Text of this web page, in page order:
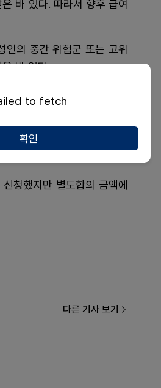
바 있다. 따라서 향후 급여
의 중간 위험군 또는 고위
바 있다.
위 상정이 미끄러진 바 있
했다. 내달 급여 등재할 예
청했지만 별도합의 금액에
다른 기사 보기
to fetch
확인